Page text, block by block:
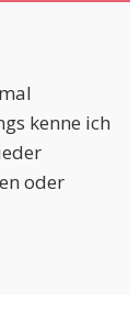
kenne ich
oder